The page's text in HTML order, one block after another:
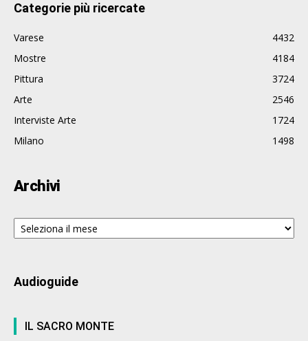
Categorie più ricercate
Varese
4432
Mostre
4184
Pittura
3724
Arte
2546
Interviste Arte
1724
Milano
1498
Archivi
Archivi
Audioguide
IL SACRO MONTE